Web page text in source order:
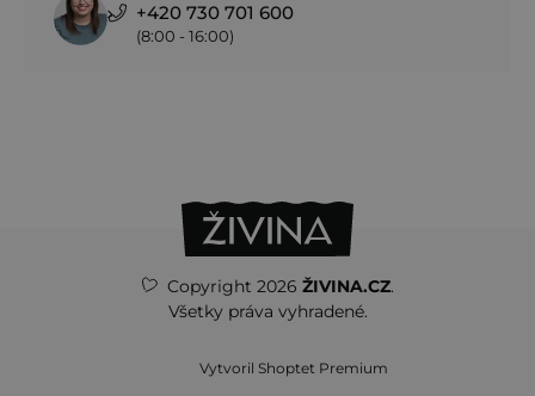
+420 730 701 600
(8:00 - 16:00)
Vytvoril Shoptet Premium
Copyright 2026 ŽIVINA.CZ.
Všetky práva vyhradené.